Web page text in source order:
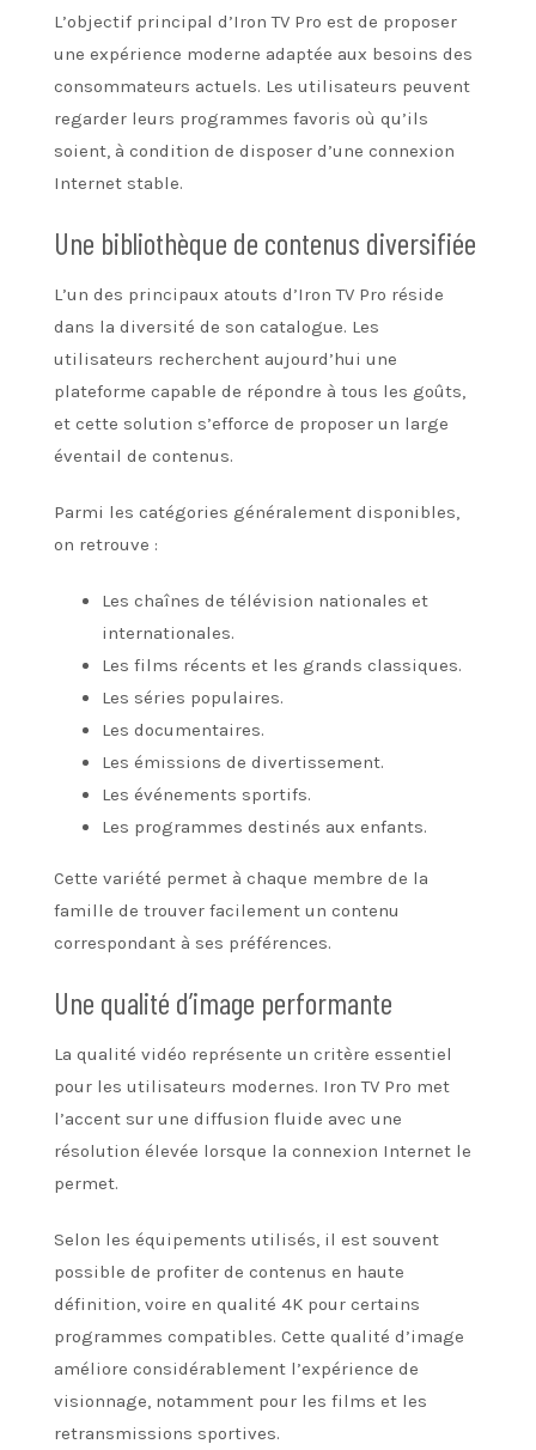
L’objectif principal d’Iron TV Pro est de proposer
une expérience moderne adaptée aux besoins des
consommateurs actuels. Les utilisateurs peuvent
regarder leurs programmes favoris où qu’ils
soient, à condition de disposer d’une connexion
Internet stable.
Une bibliothèque de contenus diversifiée
L’un des principaux atouts d’Iron TV Pro réside
dans la diversité de son catalogue. Les
utilisateurs recherchent aujourd’hui une
plateforme capable de répondre à tous les goûts,
et cette solution s’efforce de proposer un large
éventail de contenus.
Parmi les catégories généralement disponibles,
on retrouve :
Les chaînes de télévision nationales et
internationales.
Les films récents et les grands classiques.
Les séries populaires.
Les documentaires.
Les émissions de divertissement.
Les événements sportifs.
Les programmes destinés aux enfants.
Cette variété permet à chaque membre de la
famille de trouver facilement un contenu
correspondant à ses préférences.
Une qualité d’image performante
La qualité vidéo représente un critère essentiel
pour les utilisateurs modernes. Iron TV Pro met
l’accent sur une diffusion fluide avec une
résolution élevée lorsque la connexion Internet le
permet.
Selon les équipements utilisés, il est souvent
possible de profiter de contenus en haute
définition, voire en qualité 4K pour certains
programmes compatibles. Cette qualité d’image
améliore considérablement l’expérience de
visionnage, notamment pour les films et les
retransmissions sportives.